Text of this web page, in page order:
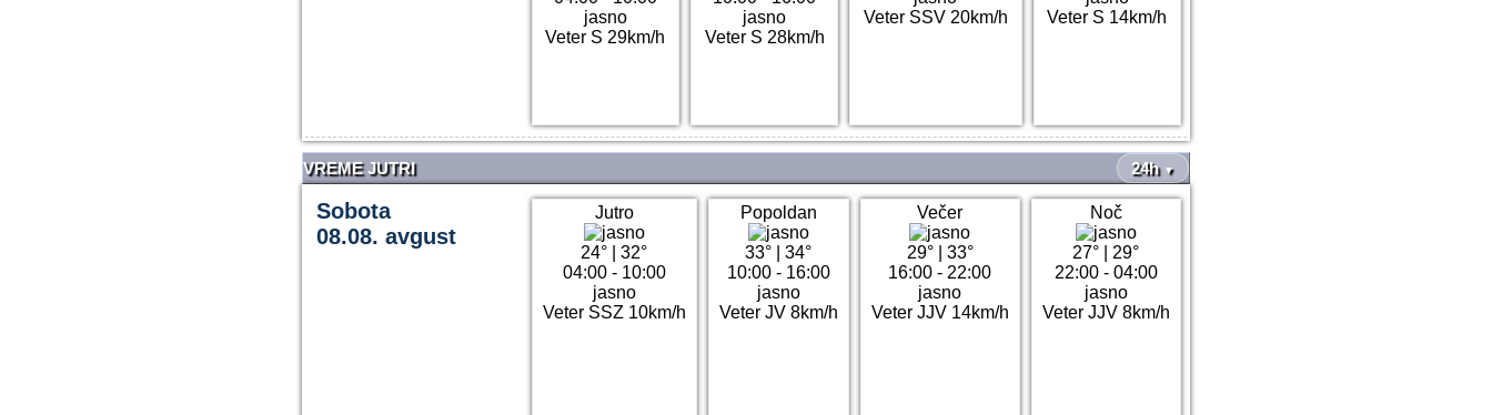
jasno
Veter S 29km/h
jasno
Veter S 28km/h
Veter SSV 20km/h
Veter S 14km/h
VREME JUTRI 24h ▼
Sobota
08.08. avgust
Jutro
24° |32°
04:00 - 10:00
jasno
Veter SSZ 10km/h
Popoldan
33° |34°
10:00 - 16:00
jasno
Veter JV 8km/h
Večer
29°| 33°
16:00 - 22:00
jasno
Veter JJV 14km/h
Noč
27°
29°
22:00 - 04:00
jasno
Veter JJV 8km/h